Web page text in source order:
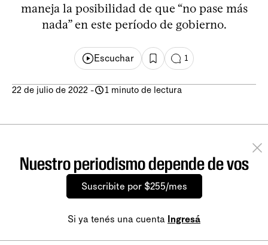
maneja la posibilidad de que “no pase más
nada” en este período de gobierno.
Escuchar 1
22 de julio de 2022 - 1 minuto de lectura
Nuestro periodismo depende de vos
Suscribite por $255/mes
Si ya tenés una cuenta Ingresá